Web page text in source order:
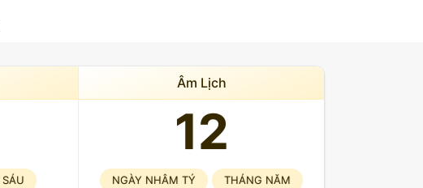
Âm Lịch
12
NGÀY NHÂM TÝ THÁNG NĂM